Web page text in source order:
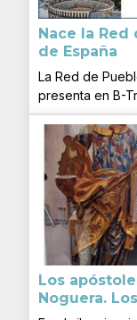
Nace la
de España
La Red de
presenta en B-
Los
Noguera.